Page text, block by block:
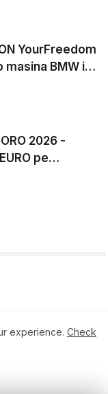
YourFreedom
BMW i4
2026 -
pe
experience. Check